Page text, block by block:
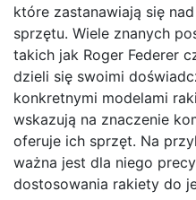
które zastanawiają się
sprzętu. Wiele znanych
takich jak Roger Federer
dzieli się swoimi
konkretnymi modelami
wskazują na znaczenie
oferuje ich sprzęt. Na
ważna jest dla niego
dostosowania rakiety do